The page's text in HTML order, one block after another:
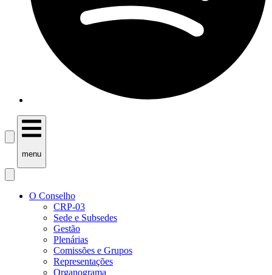
menu
O Conselho
CRP-03
Sede e Subsedes
Gestão
Plenárias
Comissões e Grupos
Representações
Organograma